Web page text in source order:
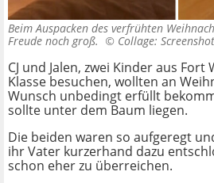
Beim Auspacken des verfrühten
Freude noch groß. © Collage:
CJ und Jalen, zwei Kinder aus
Klasse besuchen, wollten an
Wunsch unbedingt erfüllt
sollte unter dem Baum liegen.
Die beiden waren so aufgeregt
ihr Vater kurzerhand dazu
schon eher zu überreichen.